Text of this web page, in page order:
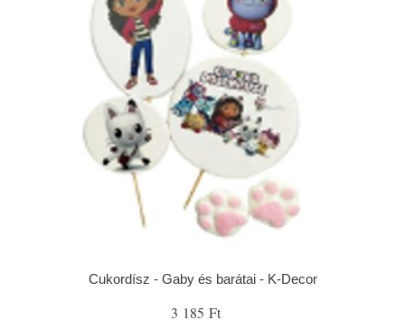
Cukordísz - Gaby és barátai - K-Decor
3 185 Ft